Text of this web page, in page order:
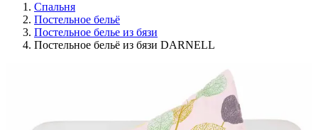
Спальня
Постельное бельё
Постельное белье из бязи
Постельное бельё из бязи DARNELL